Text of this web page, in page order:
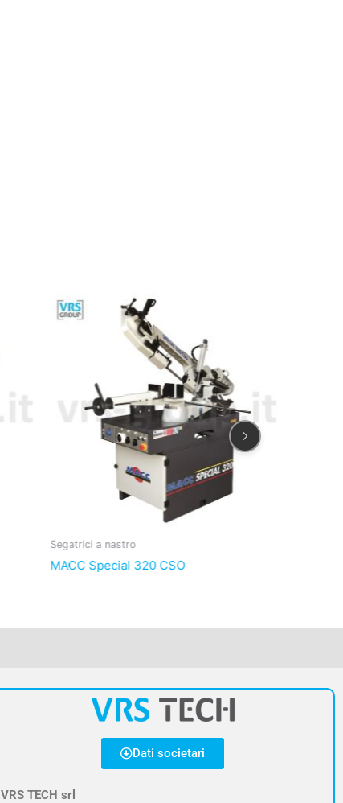
Segatrici a nastro
MACC Special 320 CSO
Dati societari
VRS TECH srl